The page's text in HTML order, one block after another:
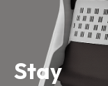
Stay